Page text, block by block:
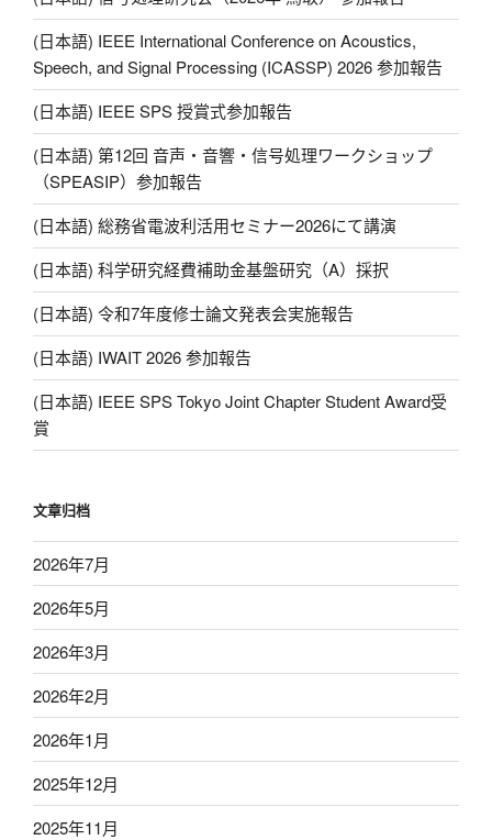
(日本語) IEEE International Conference on Acoustics,
Speech, and Signal Processing (ICASSP) 2026 参加報告
(日本語) IEEE SPS 授賞式参加報告
(日本語) 第12回 音声・音響・信号処理ワークショップ
（SPEASIP）参加報告
(日本語) 総務省電波利活用セミナー2026にて講演
(日本語) 科学研究経費補助金基盤研究（A）採択
(日本語) 令和7年度修士論文発表会実施報告
(日本語) IWAIT 2026 参加報告
(日本語) IEEE SPS Tokyo Joint Chapter Student Award受
賞
文章归档
2026年7月
2026年5月
2026年3月
2026年2月
2026年1月
2025年12月
2025年11月